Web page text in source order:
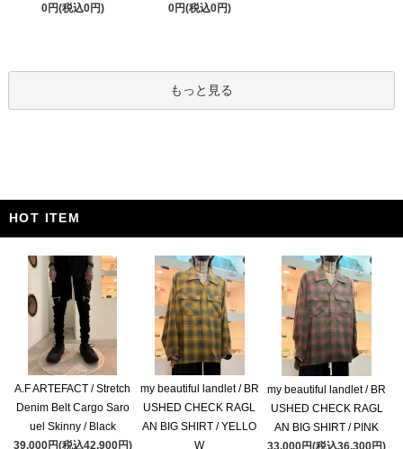
0円(税込0円)
0円(税込0円)
もっと見る
HOT ITEM
A.F ARTEFACT / Stretch
Denim Belt Cargo Saro
uel Skinny / Black
39,000円(税込42,900円)
my beautiful landlet / BR
USHED CHECK RAGL
AN BIG SHIRT / YELLO
W
my beautiful landlet / BR
USHED CHECK RAGL
AN BIG SHIRT / PINK
33,000円(税込36,300円)